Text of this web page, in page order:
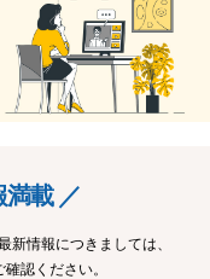
満載 ／
新情報につきましては、
認ください。